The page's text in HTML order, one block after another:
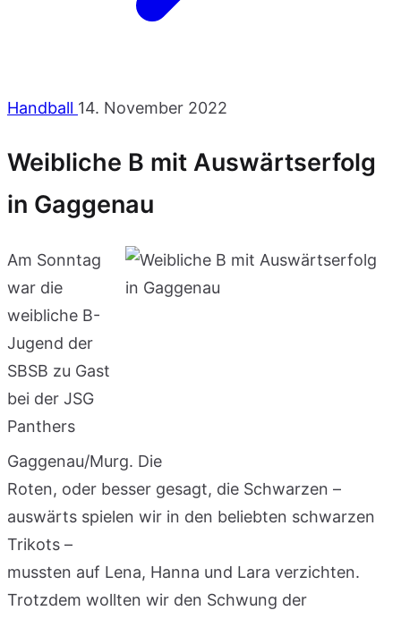
Handball 14. November 2022
Weibliche B mit Auswärtserfolg
in Gaggenau
Am Sonntag
war die
weibliche B-
Jugend der
SBSB zu Gast
bei der JSG
Panthers
Gaggenau/Murg. Die
Roten, oder besser gesagt, die Schwarzen –
auswärts spielen wir in den beliebten schwarzen
Trikots –
mussten auf Lena, Hanna und Lara verzichten.
Trotzdem wollten wir den Schwung der